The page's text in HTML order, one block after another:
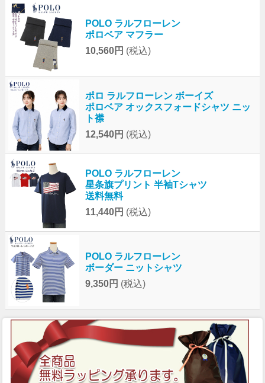
POLO ラルフローレン
ポロベア マフラー
10,560円 (税込)
ポロ ラルフローレン ボーイズ
ポロベア オックスフォードシャツ ニッ
ト襟
12,540円 (税込)
POLO ラルフローレン
星条旗プリント 半袖Tシャツ
送料無料
11,440円 (税込)
POLO ラルフローレン
ボーダー ニットシャツ
9,350円 (税込)